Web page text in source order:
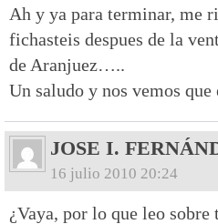
Ah y ya para terminar, me
fichasteis despues de la
de Aranjuez…..
Un saludo y nos vemos
JOSE I.
16 julio 2010 20:24
¿Vaya, por lo que leo